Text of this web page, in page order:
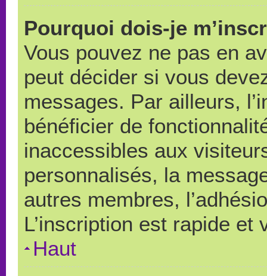
Pourquoi dois-je
Vous pouvez ne pas en
peut décider si vous
messages. Par ailleurs,
bénéficier de
inaccessibles aux
personnalisés, la
autres membres,
L’inscription est rapide et
Haut